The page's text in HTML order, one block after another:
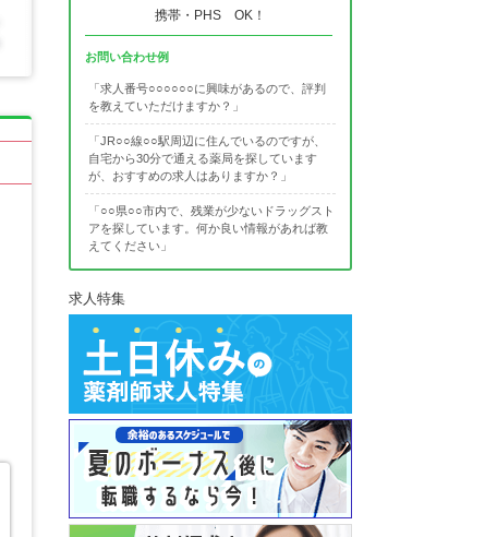
携帯・PHS OK！
お問い合わせ例
「求人番号○○○○○○に興味があるので、評判
を教えていただけますか？」
「JR○○線○○駅周辺に住んでいるのですが、
自宅から30分で通える薬局を探しています
が、おすすめの求人はありますか？」
「○○県○○市内で、残業が少ないドラッグスト
アを探しています。何か良い情報があれば教
えてください」
求人特集